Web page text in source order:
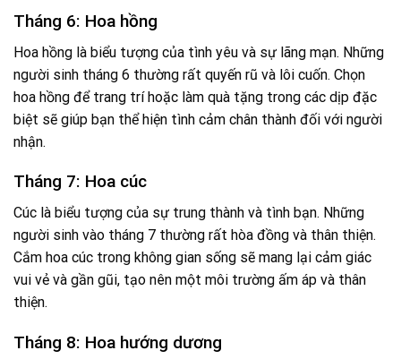
Tháng 6: Hoa hồng
Hoa hồng là biểu tượng của tình yêu và sự lãng mạn. Những
người sinh tháng 6 thường rất quyến rũ và lôi cuốn. Chọn
hoa hồng để trang trí hoặc làm quà tặng trong các dịp đặc
biệt sẽ giúp bạn thể hiện tình cảm chân thành đối với người
nhận.
Tháng 7: Hoa cúc
Cúc là biểu tượng của sự trung thành và tình bạn. Những
người sinh vào tháng 7 thường rất hòa đồng và thân thiện.
Cắm hoa cúc trong không gian sống sẽ mang lại cảm giác
vui vẻ và gần gũi, tạo nên một môi trường ấm áp và thân
thiện.
Tháng 8: Hoa hướng dương